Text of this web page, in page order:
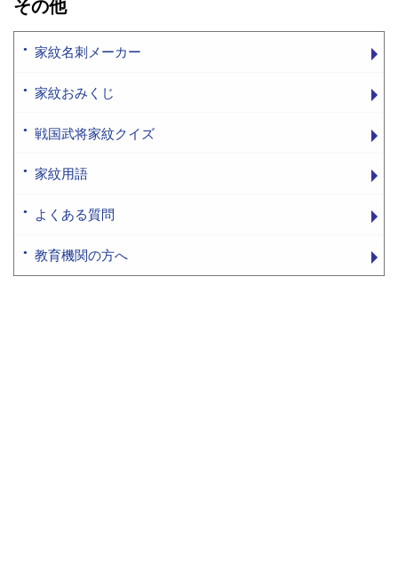
その他
家紋名刺メーカー
家紋おみくじ
戦国武将家紋クイズ
家紋用語
よくある質問
教育機関の方へ